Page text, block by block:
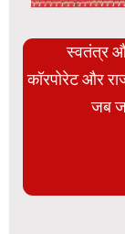
स्वतंत्र
कॉरपोरेट और
जब